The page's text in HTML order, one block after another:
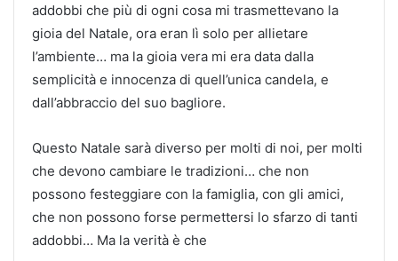
addobbi che più di ogni cosa mi trasmettevano la
gioia del Natale, ora eran lì solo per allietare
l’ambiente… ma la gioia vera mi era data dalla
semplicità e innocenza di quell’unica candela, e
dall’abbraccio del suo bagliore.
Questo Natale sarà diverso per molti di noi, per molti
che devono cambiare le tradizioni… che non
possono festeggiare con la famiglia, con gli amici,
che non possono forse permettersi lo sfarzo di tanti
addobbi… Ma la verità è che